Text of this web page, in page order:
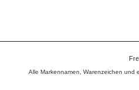
Alle Markennamen, Warenzeichen und